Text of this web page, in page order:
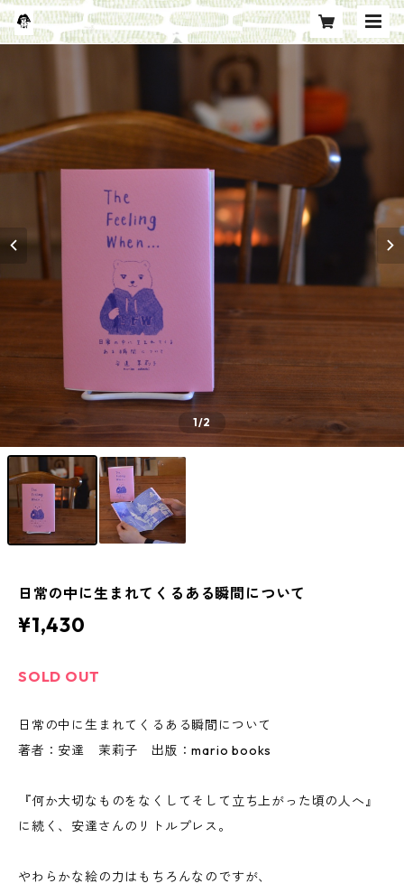
1/2
日常の中に生まれてくるある瞬間について
¥1,430
SOLD OUT
日常の中に生まれてくるある瞬間について
著者：安達 茉莉子 出版：mario books
『何か大切なものをなくしてそして立ち上がった頃の人へ』
に続く、安達さんのリトルプレス。
やわらかな絵の力はもちろんなのですが、